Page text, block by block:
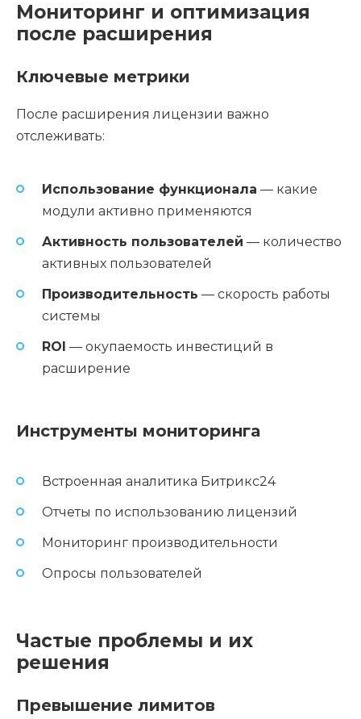
Мониторинг и оптимизация
после расширения
Ключевые метрики
После расширения лицензии важно
отслеживать:
Использование функционала — какие
модули активно применяются
Активность пользователей — количество
активных пользователей
Производительность — скорость работы
системы
ROI — окупаемость инвестиций в
расширение
Инструменты мониторинга
Встроенная аналитика Битрикс24
Отчеты по использованию лицензий
Мониторинг производительности
Опросы пользователей
Частые проблемы и их
решения
Превышение лимитов